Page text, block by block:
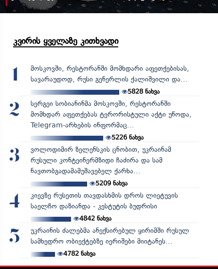
კვირის ყველაზე კითხვადი
1
მოსკოვში, რესტორანში მომხდარი აფეთქებისას,
სავარაუდოდ, რუსი გენერლის ქალიშვილი და...
5828 ნახვა
2
სერგეი სობიანინმა მოსკოვში, რესტორანში
მომხდარ აფეთქებას ტერორისტული აქტი უწოდა,
Telegram-არხების ინფორმაც...
5226ნახვა
3
ვოლოდიმირ ზელენსკის ცნობით, უკრაინამ
რუსული კონტეინერმზიდი ჩაძირა და სამ
ნავთობგადამამუშავებელ ქარხა...
5209ნახვა
4
კიევზე რუსეთის თავდასხმის დროს ლიეტუვის
საელჩო დაზიანდა - კესტუტის ბუდრისი
4842ნახვა
5
უკრაინის ძალებმა ანექსირებულ ყირიმში რუსულ
სამხედრო ობიექტებზე იერიშები მიიტანეს...
4782ნახვა